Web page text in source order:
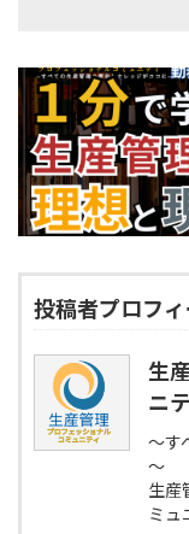
投稿者プロフ
生
ニ
～す
～
生産
ミュ